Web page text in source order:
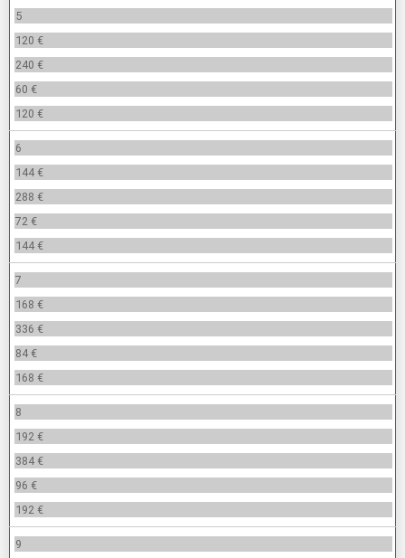
5
120 €
240 €
60 €
120 €
6
144 €
288 €
72 €
144 €
7
168 €
336 €
84 €
168 €
8
192 €
384 €
96 €
192 €
9